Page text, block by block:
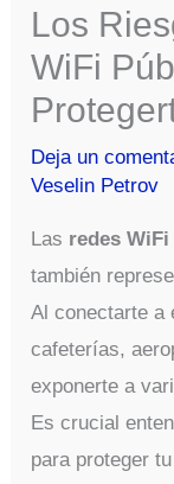
Los
WiFi
Deja un
Veselin Petrov
Las redes
también
Al conectarte a
cafeterías,
exponerte a
Es crucial
para proteger